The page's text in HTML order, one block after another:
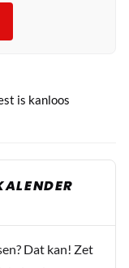
is kanloos
Dat kan! Zet